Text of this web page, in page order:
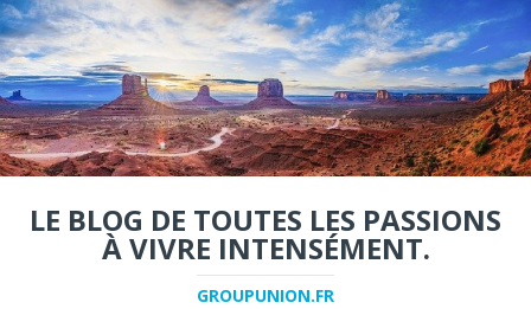
LE BLOG DE TOUTES LES PASSIONS
À VIVRE INTENSÉMENT.
GROUPUNION.FR